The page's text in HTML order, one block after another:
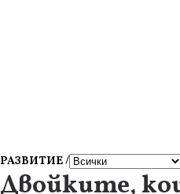
РАЗВИТИЕ /
Двойките,